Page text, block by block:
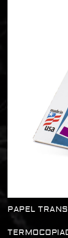
PAPEL